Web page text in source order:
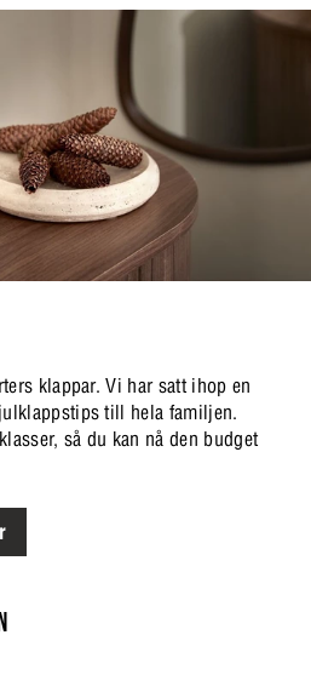
klappar. Vi har satt ihop en
till hela familjen.
så du kan nå den budget